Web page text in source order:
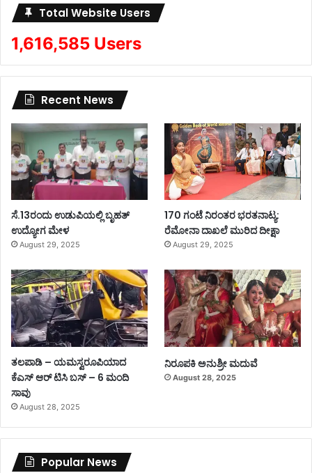
Total Website Users
1,616,585 Users
Recent News
ಸೆ.13ರಂದು ಉಡುಪಿಯಲ್ಲಿ ಬೃಹತ್
ಉದ್ಯೋಗ ಮೇಳ
August 29, 2025
170 ಗಂಟೆ ನಿರಂತರ ಭರತನಾಟ್ಯ:
ರೆಮೋನಾ ದಾಖಲೆ ಮುರಿದ ದೀಕ್ಷಾ
August 29, 2025
ತಲಪಾಡಿ – ಯಮಸ್ವರೂಪಿಯಾದ
ಕೆಎಸ್ ಆರ್ ಟಿಸಿ ಬಸ್ – 6 ಮಂದಿ
ಸಾವು
August 28, 2025
ನಿರೂಪಕಿ ಅನುಶ್ರೀ ಮದುವೆ
August 28, 2025
Popular News